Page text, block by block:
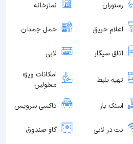
رستوران نمازخانه
اعلام حریق حمل چمدان
اتاق سیگار لابی
تهیه بلیط
امکانات ویژه
معلولین
اسنک بار تاکسی سرویس
نت در لابی گاو صندوق